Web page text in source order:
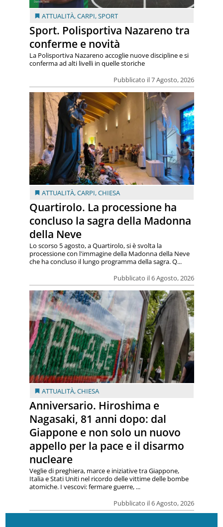
ATTUALITÀ,CARPI,SPORT
Sport. Polisportiva Nazareno tra
conferme e novità
Pubblicato il 7 Agosto, 2026
La Polisportiva Nazareno accoglie nuove discipline e si
conferma ad alti livelli in quelle storiche
ATTUALITÀ,CARPI,CHIESA
Quartirolo. La processione ha
concluso la sagra della Madonna
della Neve
Pubblicato il 6 Agosto, 2026
Lo scorso 5 agosto, a Quartirolo, si è svolta la
processione con l'immagine della Madonna della Neve
che ha concluso il lungo programma della sagra. Q...
ATTUALITÀ,CHIESA
Anniversario. Hiroshima e
Nagasaki, 81 anni dopo: dal
Giappone e non solo un nuovo
appello per la pace e il disarmo
nucleare
Pubblicato il 6 Agosto, 2026
Veglie di preghiera, marce e iniziative tra Giappone,
Italia e Stati Uniti nel ricordo delle vittime delle bombe
atomiche. I vescovi: fermare guerre, ...